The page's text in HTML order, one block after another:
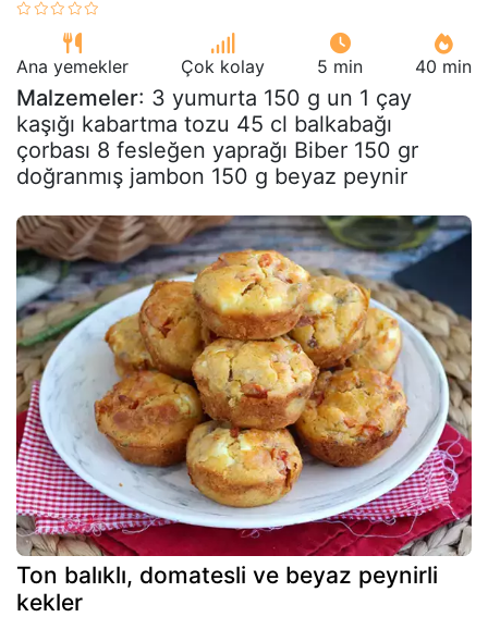
Ana yemekler Çok kolay 5 min 40 min
Malzemeler: 3 yumurta 150 g un 1 çay
kaşığı kabartma tozu 45 cl balkabağı
çorbası 8 fesleğen yaprağı Biber 150 gr
doğranmış jambon 150 g beyaz peynir
Ton balıklı, domatesli ve beyaz peynirli
kekler